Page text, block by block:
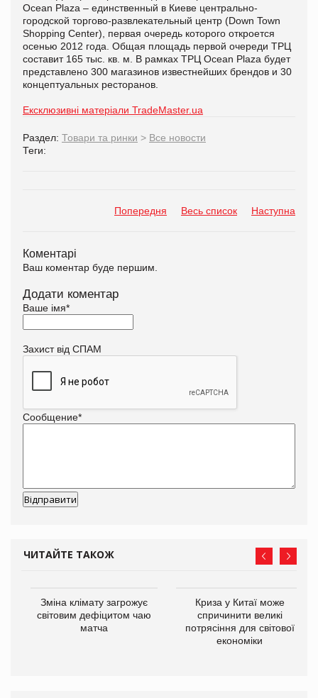
Ocean Plaza – единственный в Киеве центрально-
городской торгово-развлекательный центр (Down Town
Shopping Center), первая очередь которого откроется
осенью 2012 года. Общая площадь первой очереди ТРЦ
составит 165 тыс. кв. м. В рамках ТРЦ Ocean Plaza будет
представлено 300 магазинов известнейших брендов и 30
концептуальных ресторанов.
Ексклюзивні матеріали TradeMaster.ua
Раздел: Товари та ринки > Все новости
Теги:
Попередня Весь список Наступна
Коментарі
Ваш коментар буде першим.
Додати коментар
Ваше імя*
Захист від СПАМ
Сообщение*
ЧИТАЙТЕ ТАКОЖ
Зміна клімату загрожує
світовим дефіцитом чаю
матча
Криза у Китаї може
спричинити великі
потрясіння для світової
економіки